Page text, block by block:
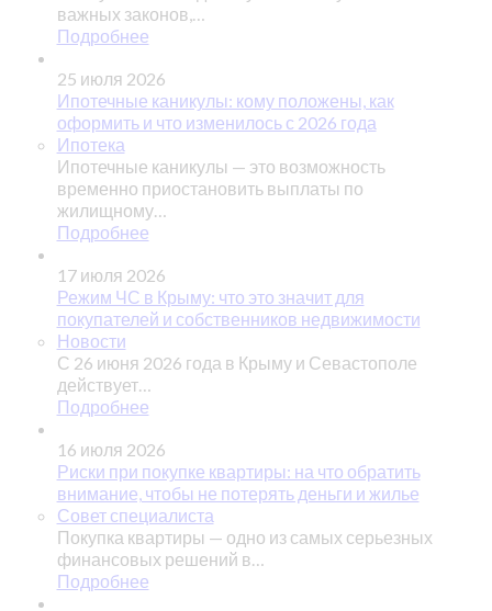
важных законов,…
Подробнее
25 июля 2026
Ипотечные каникулы: кому положены, как
оформить и что изменилось с 2026 года
Ипотека
Ипотечные каникулы — это возможность
временно приостановить выплаты по
жилищному…
Подробнее
17 июля 2026
Режим ЧС в Крыму: что это значит для
покупателей и собственников недвижимости
Новости
С 26 июня 2026 года в Крыму и Севастополе
действует…
Подробнее
16 июля 2026
Риски при покупке квартиры: на что обратить
внимание, чтобы не потерять деньги и жилье
Совет специалиста
Покупка квартиры — одно из самых серьезных
финансовых решений в…
Подробнее